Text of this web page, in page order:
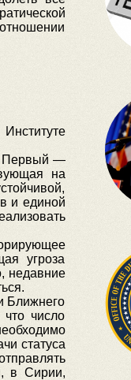
Первый —
на
и единой
угроза
недавние
Ближнего
число
статуса
в Сирии,